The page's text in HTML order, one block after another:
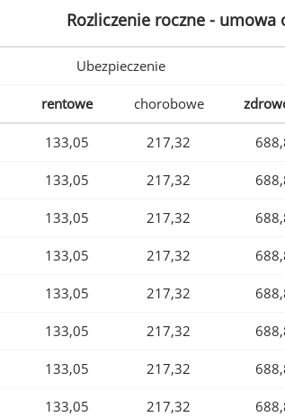
Rozliczenie roczne - umowa
Ubezpieczenie
rentowe chorobowe
133,05 217,32
133,05 217,32
133,05 217,32
133,05 217,32
133,05 217,32
133,05 217,32
133,05 217,32
133,05 217,32